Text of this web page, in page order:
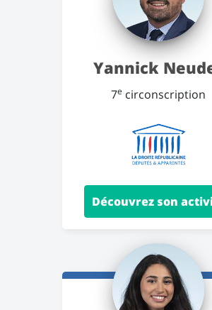
Yannick
7e circonscription
Découvrez son